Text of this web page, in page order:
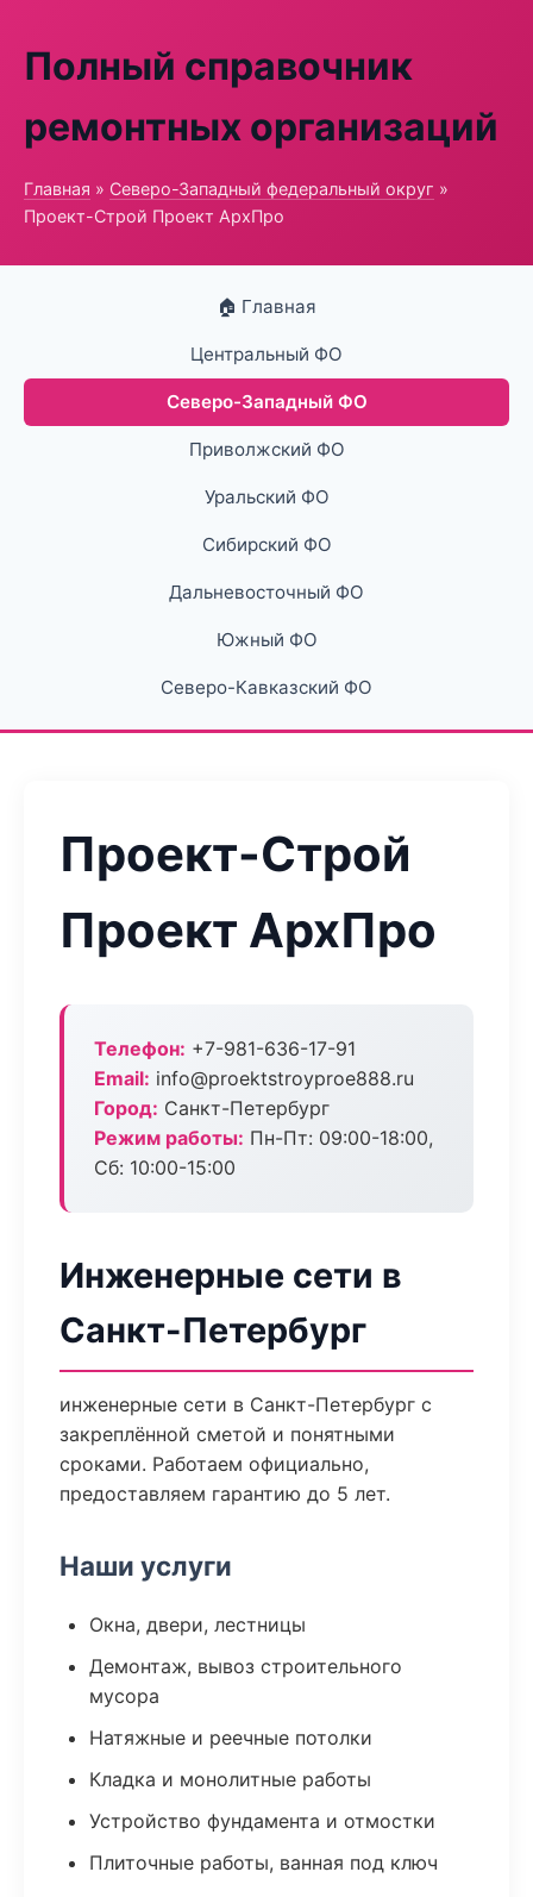
Полный справочник
ремонтных организаций
Главная » Северо-Западный федеральный округ »
Проект-Строй Проект АрхПро
🏠 Главная
Центральный ФО
Северо-Западный ФО
Приволжский ФО
Уральский ФО
Сибирский ФО
Дальневосточный ФО
Южный ФО
Северо-Кавказский ФО
Проект-Строй
Проект АрхПро
Телефон: +7-981-636-17-91
Email: info@proektstroyproe888.ru
Город: Санкт-Петербург
Режим работы: Пн-Пт: 09:00-18:00,
Сб: 10:00-15:00
Инженерные сети в
Санкт-Петербург
инженерные сети в Санкт-Петербург с
закреплённой сметой и понятными
сроками. Работаем официально,
предоставляем гарантию до 5 лет.
Наши услуги
Окна, двери, лестницы
Демонтаж, вывоз строительного
мусора
Натяжные и реечные потолки
Кладка и монолитные работы
Устройство фундамента и отмостки
Плиточные работы, ванная под ключ